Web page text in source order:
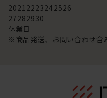
20212223242526
27282930
休業日
※商品発送、お問い合わせ含